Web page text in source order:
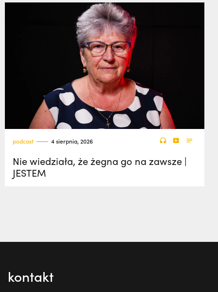
podcast 4 sierpnia, 2026
Nie wiedziała, że żegna go na zawsze |
JESTEM
kontakt